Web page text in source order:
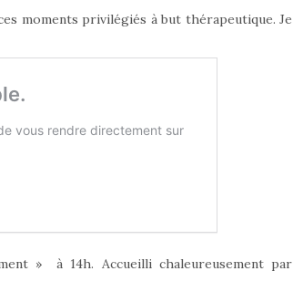
moments privilégiés à but thérapeutique. Je
» à 14h. Accueilli chaleureusement par